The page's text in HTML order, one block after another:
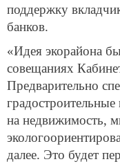
поддержку
банков.
«Идея экорайона
совещаниях
Предварительно
на недвижимость,
далее. Это будет